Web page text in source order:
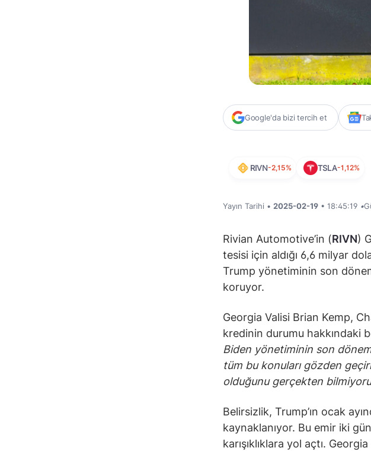
Google'da bizi tercih et
RIVN-2,15% TSLA-1,12%
Yayın Tarihi • 2025-02-19 • 18:45:19 •
Rivian Automotive’in (RIVN)
tesisi için aldığı 6,6 milyar
Trump yönetiminin son
koruyor.
Georgia Valisi Brian Kemp,
kredinin durumu hakkındaki
Biden yönetiminin son
tüm bu konuları gözden
olduğunu gerçekten
Belirsizlik, Trump’ın ocak
kaynaklanıyor. Bu emir iki
karışıklıklara yol açtı.